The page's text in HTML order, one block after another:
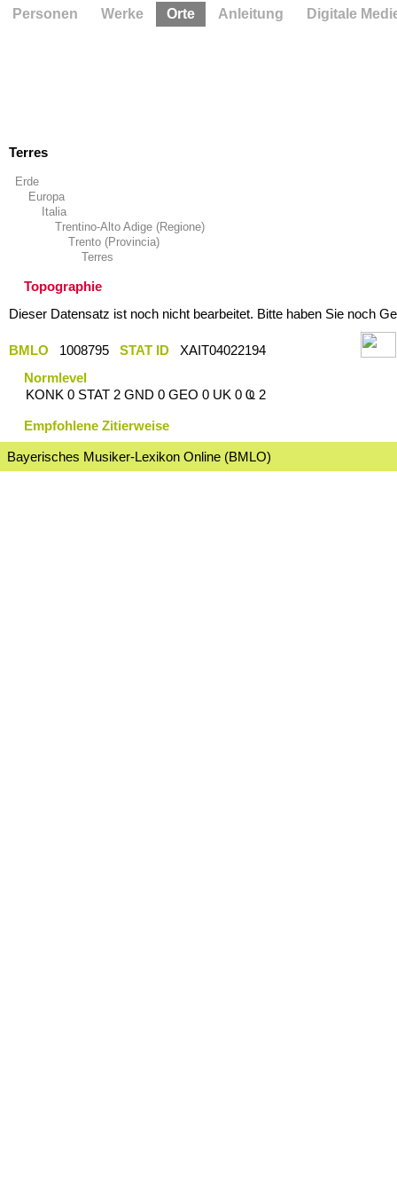
Terres
Erde
Europa
Italia
Trentino-Alto Adige (Regione)
Trento (Provincia)
Terres
Topographie
Dieser Datensatz ist noch nicht bearbeitet. Bitte haben Sie noch
BMLO 1008795 STAT ID
XAIT04022194
Normlevel
KONK 0 STAT 2 GND 0 GEO 0 UK 0 Ҩ 2
Empfohlene Zitierweise
Bayerisches Musiker-Lexikon Online (BMLO)
Personen Werke Orte Anleitung Digitale